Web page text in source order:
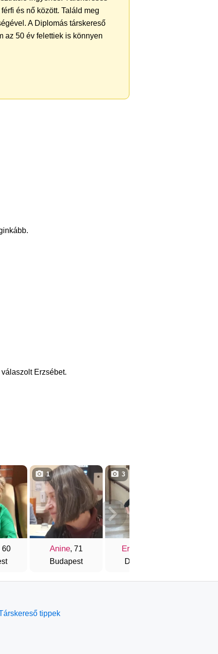
és nő között. Találd meg
A Diplomás társkereső
az 50 év felettiek is könnyen
Erzsébet.
60
Anine, 71
Budapest
1
Erzsike
Debrecen
3
tippek